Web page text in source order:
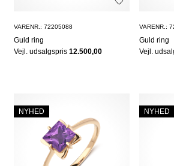
VARENR.: 72205088
Guld ring
Vejl. udsalgspris 12.500,00
VARENR.:
Guld ring
Vejl.
NYHED NYHED